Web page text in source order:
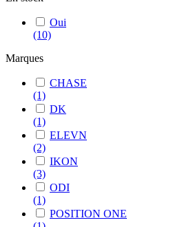
Oui
(10)
Marques
CHASE
(1)
DK
(1)
ELEVN
(2)
IKON
(3)
ODI
(1)
POSITION ONE